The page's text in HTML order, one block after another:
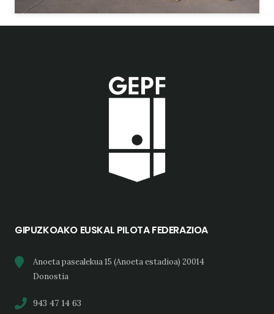
GIPUZKOAKO EUSKAL PILOTA FEDERAZIOA
Anoeta pasealekua 15 (Anoeta estadioa) 20014
Donostia
943 47 14 63